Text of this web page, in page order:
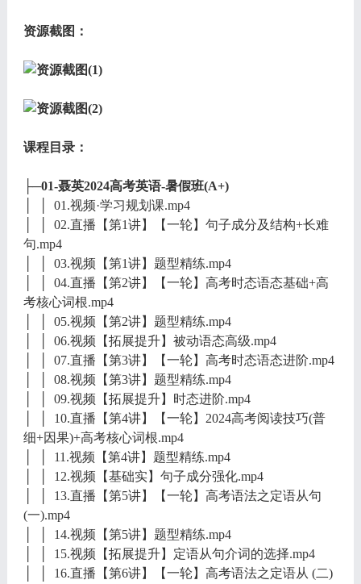
资源截图：
课程目录：
├─01-聂英2024高考英语-暑假班(A+)
│ │ 01.视频·学习规划课.mp4
│ │ 02.直播【第1讲】【一轮】句子成分及结构+长难
句.mp4
│ │ 03.视频【第1讲】题型精练.mp4
│ │ 04.直播【第2讲】【一轮】高考时态语态基础+高
考核心词根.mp4
│ │ 05.视频【第2讲】题型精练.mp4
│ │ 06.视频【拓展提升】被动语态高级.mp4
│ │ 07.直播【第3讲】【一轮】高考时态语态进阶.mp4
│ │ 08.视频【第3讲】题型精练.mp4
│ │ 09.视频【拓展提升】时态进阶.mp4
│ │ 10.直播【第4讲】【一轮】2024高考阅读技巧(普
细+因果)+高考核心词根.mp4
│ │ 11.视频【第4讲】题型精练.mp4
│ │ 12.视频【基础实】句子成分强化.mp4
│ │ 13.直播【第5讲】【一轮】高考语法之定语从句
(一).mp4
│ │ 14.视频【第5讲】题型精练.mp4
│ │ 15.视频【拓展提升】定语从句介词的选择.mp4
│ │ 16.直播【第6讲】【一轮】高考语法之定语从 (二)